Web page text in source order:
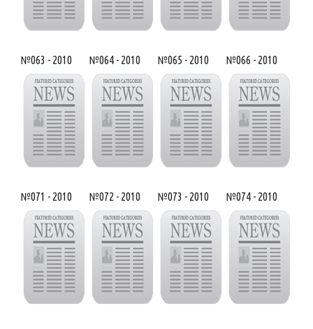
№063 - 2010 №064 - 2010 №065 - 2010 №066 - 2010
№071 - 2010 №072 - 2010 №073 - 2010 №074 - 2010